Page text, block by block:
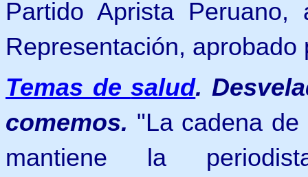
Partido Aprista
Representación,
Temas desalud.
comemos. "La cadena de
mantiene la